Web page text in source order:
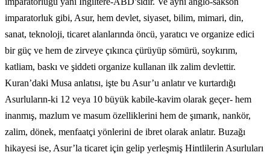
imparatorluk gibi, Asur, hem devlet, siyaset, bilim, mimari, din,
sanat, teknoloji, ticaret alanlarında öncü, yaratıcı ve organize edici
bir güç ve hem de zirveye çıkınca çürüyüp sömürü, soykırım,
katliam, baskı ve şiddeti organize kullanan ilk zalim devlettir.
Kuran’daki Musa anlatısı, işte bu Asur’u anlatır ve kurtardığı
Asurluların-ki 12 veya 10 büyük kabile-kavim olarak geçer- hem
inanmış, mazlum ve masum özelliklerini hem de şımarık, nankör,
zalim, dönek, menfaatçi yönlerini de ibret olarak anlatır. Buzağı
hikayesi ise, Asur’la ticaret için gelip yerleşmiş Hintlilerin Asurluları